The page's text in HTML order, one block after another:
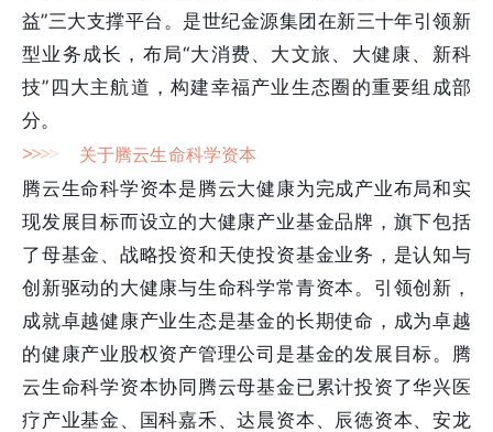
益”三大支撑平台。是世纪金源集团在新三十年引领新
型业务成长，布局“大消费、大文旅、大健康、新科
技”四大主航道，构建幸福产业生态圈的重要组成部
分。
>>>>
关于腾云生命科学资本
腾云生命科学资本是腾云大健康为完成产业布局和实
现发展目标而设立的大健康产业基金品牌，旗下包括
了母基金、战略投资和天使投资基金业务，是认知与
创新驱动的大健康与生命科学常青资本。引领创新，
成就卓越健康产业生态是基金的长期使命，成为卓越
的健康产业股权资产管理公司是基金的发展目标。腾
云生命科学资本协同腾云母基金已累计投资了华兴医
疗产业基金、国科嘉禾、达晨资本、辰徳资本、安龙